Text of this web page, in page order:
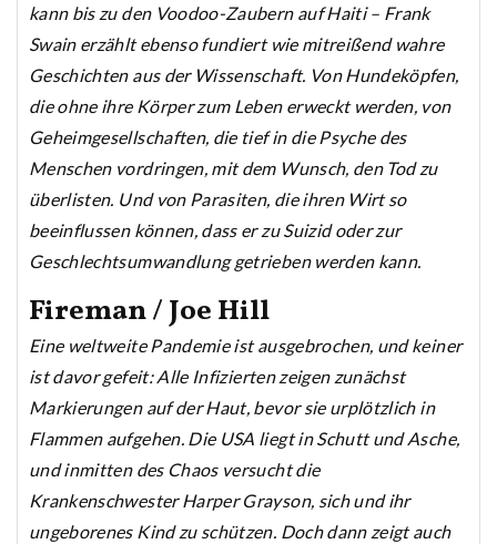
kann bis zu den Voodoo-Zaubern auf Haiti – Frank
Swain erzählt ebenso fundiert wie mitreißend wahre
Geschichten aus der Wissenschaft. Von Hundeköpfen,
die ohne ihre Körper zum Leben erweckt werden, von
Geheimgesellschaften, die tief in die Psyche des
Menschen vordringen, mit dem Wunsch, den Tod zu
überlisten. Und von Parasiten, die ihren Wirt so
beeinflussen können, dass er zu Suizid oder zur
Geschlechtsumwandlung getrieben werden kann.
Fireman / Joe Hill
Eine weltweite Pandemie ist ausgebrochen, und keiner
ist davor gefeit: Alle Infizierten zeigen zunächst
Markierungen auf der Haut, bevor sie urplötzlich in
Flammen aufgehen. Die USA liegt in Schutt und Asche,
und inmitten des Chaos versucht die
Krankenschwester Harper Grayson, sich und ihr
ungeborenes Kind zu schützen. Doch dann zeigt auch